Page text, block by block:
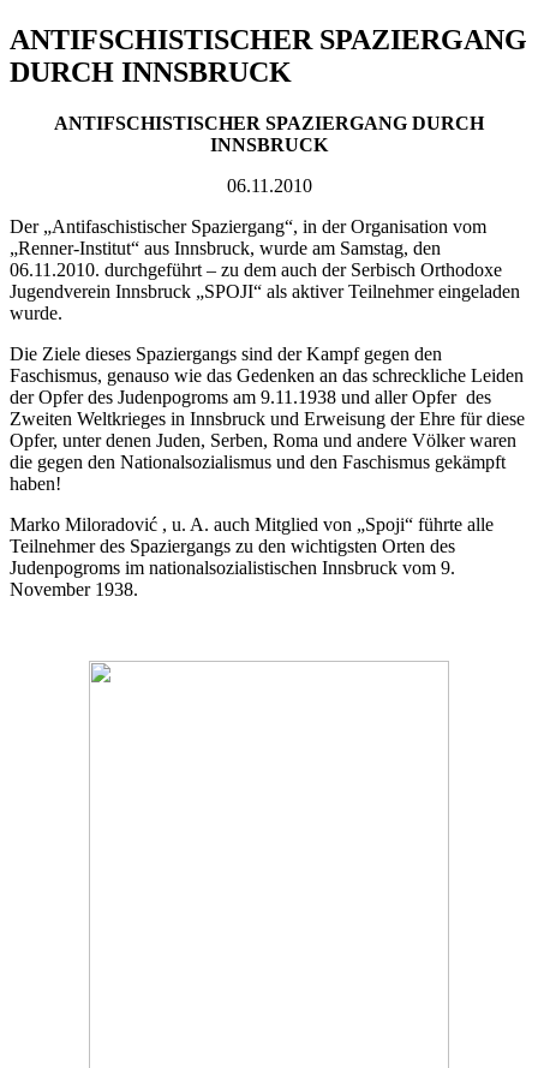
ANTIFSCHISTISCHER SPAZIERGANG
DURCH INNSBRUCK
ANTIFSCHISTISCHER SPAZIERGANG DURCH
INNSBRUCK
06.11.2010
Der „Antifaschistischer Spaziergang“, in der Organisation vom
„Renner-Institut“ aus Innsbruck, wurde am Samstag, den
06.11.2010. durchgeführt – zu dem auch der Serbisch Orthodoxe
Jugendverein Innsbruck „SPOJI“ als aktiver Teilnehmer eingeladen
wurde.
Die Ziele dieses Spaziergangs sind der Kampf gegen den
Faschismus, genauso wie das Gedenken an das schreckliche Leiden
der Opfer des Judenpogroms am 9.11.1938 und aller Opfer des
Zweiten Weltkrieges in Innsbruck und Erweisung der Ehre für diese
Opfer, unter denen Juden, Serben, Roma und andere Völker waren
die gegen den Nationalsozialismus und den Faschismus gekämpft
haben!
Marko Miloradović , u. A. auch Mitglied von „Spoji“ führte alle
Teilnehmer des Spaziergangs zu den wichtigsten Orten des
Judenpogroms im nationalsozialistischen Innsbruck vom 9.
November 1938.